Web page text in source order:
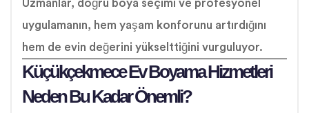
Uzmanlar, doğru boya seçimi ve profesyonel
uygulamanın, hem yaşam konforunu artırdığını
hem de evin değerini yükselttiğini vurguluyor.
Küçükçekmece Ev Boyama Hizmetleri
Neden Bu Kadar Önemli?